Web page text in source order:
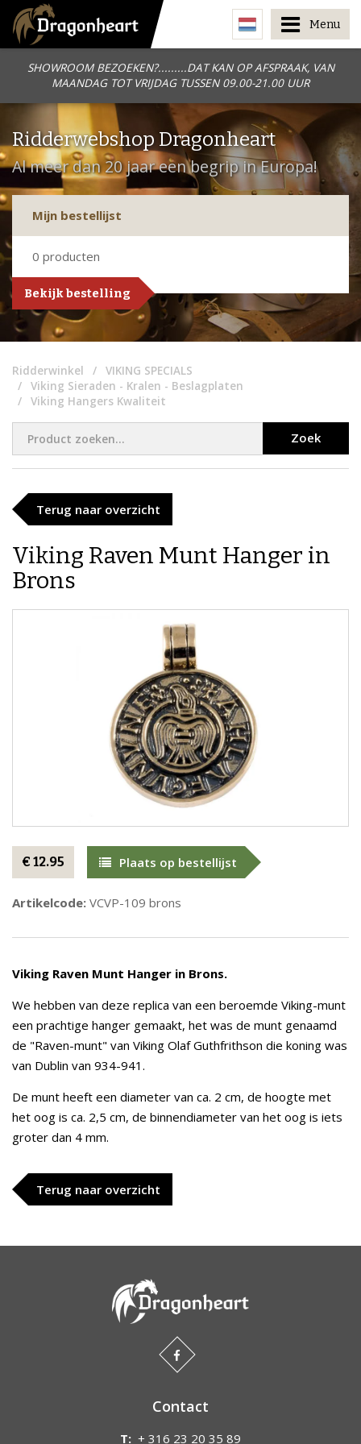
SHOWROOM BEZOEKEN?.........DAT KAN OP AFSPRAAK, VAN
MAANDAG TOT VRIJDAG TUSSEN 09.00-21.00 UUR
Menu
Ridderwebshop Dragonheart
Al meer dan 20 jaar een begrip in Europa!
Mijn bestellijst
0 producten
Bekijk bestelling
Ridderwinkel
VIKING SPECIALS
Viking Sieraden - Kralen - Beslagplaten
Viking Hangers Kwaliteit
Zoek
Terug naar overzicht
Viking Raven Munt Hanger in
Brons
€ 12.95 Plaats op bestellijst
Artikelcode: VCVP-109 brons
Viking Raven Munt Hanger in Brons.
We hebben van deze replica van een beroemde Viking-munt
een prachtige hanger gemaakt, het was de munt genaamd
de "Raven-munt" van Viking Olaf Guthfrithson die koning was
van Dublin van 934-941.
De munt heeft een diameter van ca. 2 cm, de hoogte met
het oog is ca. 2,5 cm, de binnendiameter van het oog is iets
groter dan 4 mm.
Terug naar overzicht
Contact
T: + 316 23 20 35 89